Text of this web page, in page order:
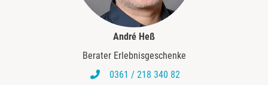
André Heß
Berater Erlebnisgeschenke
0361 / 218 340 82